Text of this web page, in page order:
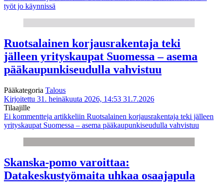
työt jo käynnissä
Ruotsalainen korjausrakentaja teki
jälleen yrityskaupat Suomessa – asema
pääkaupunkiseudulla vahvistuu
Pääkategoria Talous
Kirjoitettu 31. heinäkuuta 2026, 14:53 31.7.2026
Tilaajille
Ei kommentteja artikkeliin Ruotsalainen korjausrakentaja teki jälleen
yrityskaupat Suomessa – asema pääkaupunkiseudulla vahvistuu
Skanska-pomo varoittaa:
Datakeskustyömaita uhkaa osaajapula